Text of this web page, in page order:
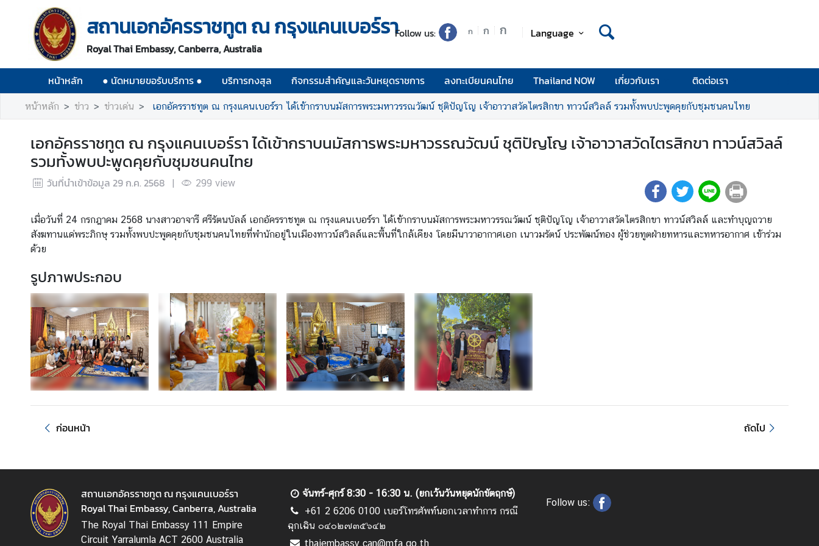
สถานเอกอัครราชทูต ณ กรุงแคนเบอร์รา
Royal Thai Embassy, Canberra, Australia
Follow us: ก ก ก Language
หน้าหลัก ● นัดหมายขอรับบริการ ● บริการกงสุล กิจกรรมสำคัญและวันหยุดราชการ ลงทะเบียนคนไทย Thailand NOW เกี่ยวกับเรา ติดต่อเรา
ห
า
ลั
ก
●
นั
ด
ห
ย
ข
อ
รั
บ
บ
ริ
ก
า
ร
●
ก
สุ
ล
หน้าหลัก ข่าว ข่าวเด่น เอกอัครราชทูต ณ กรุงแคนเบอร์รา ได้เข้ากราบนมัสการพระมหาวรรณวัฒน์ ชุติปัญโญ เจ้าอาวาสวัดไตรสิกขา ทาวน์สวิลล์ รวมทั้งพบปะพูดคุยกับชุมชนคนไทย
เอกอัครราชทูต ณ กรุงแคนเบอร์รา ได้เข้ากราบนมัสการพระมหาวรรณวัฒน์ ชุติปัญโญ เจ้าอาวาสวัดไตรสิกขา ทาวน์สวิลล์
รวมทั้งพบปะพูดคุยกับชุมชนคนไทย
วันที่นำเข้าข้อมูล 29 ก.ค. 2568 | 299 view
เมื่อวันที่ 24 กรกฎาคม 2568 นางสาวอาจารี ศรีรัตนบัลล์ เอกอัครราชทูต ณ กรุงแคนเบอร์รา ได้เข้ากราบนมัสการพระมหาวรรณวัฒน์ ชุติปัญโญ เจ้าอาวาสวัดไตรสิกขา ทาวน์สวิลล์ และทำบุญถวาย
สังฆทานแด่พระภิกษุ รวมทั้งพบปะพูดคุยกับชุมชนคนไทยที่พำนักอยู่ในเมืองทาวน์สวิลล์และพื้นที่ใกล้เคียง โดยมีนาวาอากาศเอก เนาวมรัตน์ ประพัฒน์ทอง ผู้ช่วยทูตฝ่ายทหารและทหารอากาศ เข้าร่วม
ด้วย
รูปภาพประกอบ
ก่อนหน้า ถัดไป
สถานเอกอัครราชทูต ณ กรุงแคนเบอร์รา
Royal Thai Embassy, Canberra, Australia
The Royal Thai Embassy 111 Empire
Circuit Yarralumla ACT 2600 Australia
จันทร์-ศุกร์ 8:30 - 16:30 น. (ยกเว้นวันหยุดนักขัตฤกษ์)
+61 2 6206 0100 เบอร์โทรศัพท์นอกเวลาทำการ กรณี
ฉุกเฉิน ๐๔๐๒๗๓๕๖๔๒
thaiembassy.can@mfa.go.th
Follow us: